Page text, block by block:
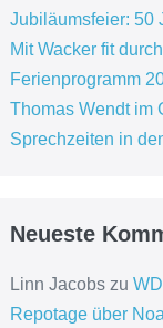
Jubiläumsfeier: 50
Mit Wacker fit
Ferienprogramm
Thomas Wendt im
Sprechzeiten in
Neueste
Linn Jacobszu
Repotage über